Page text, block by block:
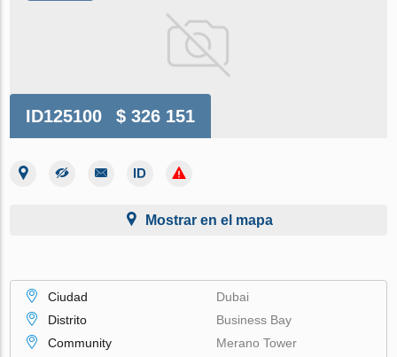
ID125100 $ 326 151
Mostrar en el mapa
Ciudad
Dubai
Distrito
Business Bay
Community
Merano Tower